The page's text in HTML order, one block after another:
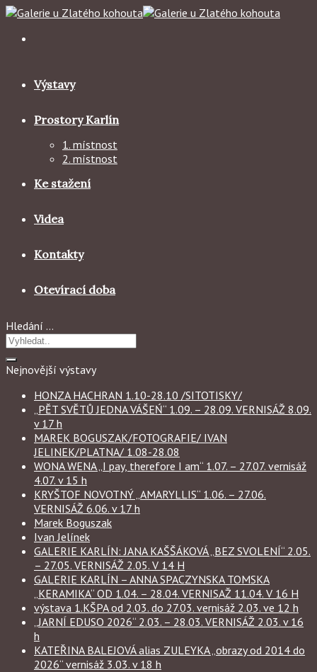
Skip
content
Výstavy
Prostory Karlín
1. místnost
2. místnost
Ke stažení
Videa
Kontakty
Otevírací doba
Hledání …
Nejnovější výstavy
HONZA HACHRAN 1.10-28.10 /SITOTISKY/
„PĚT SVĚTŮ JEDNA VÁŠEŃ“ 1.09. – 28.09. VERNISÁŽ 8.09.
v 17 h
MAREK BOGUSZAK/FOTOGRAFIE/ IVAN
JELINEK/PLATNA/ 1.08-28.08
WONA WENA „I pay, therefore I am“ 1.07. – 27.07. vernisáž
4.07. v 15 h
KRYŠTOF NOVOTNÝ „AMARYLLIS“ 1.06. – 27.06.
VERNISÁŽ 6.06. v 17 h
Marek Boguszak
Ivan Jelínek
GALERIE KARLÍN: JANA KAŠŠÁKOVÁ „BEZ SVOLENÍ“ 2.05.
– 27.05. VERNISÁŽ 2.05. V 14 H
GALERIE KARLÍN – ANNA SPACZYNSKA TOMSKA
„KERAMIKA“ OD 1.04. – 28.04. VERNISAŽ 11.04. V 16 H
výstava 1.KŠPA od 2.03. do 27.03. vernisáž 2.03. ve 12 h
„JARNÍ EDUSO 2026“ 2.03. – 28.03. VERNISÁŽ 2.03. v 16
h
KATEŘINA BALEJOVÁ alias ZULEYKA „obrazy od 2014 do
2026“ vernisáž 3.03. v 18 h